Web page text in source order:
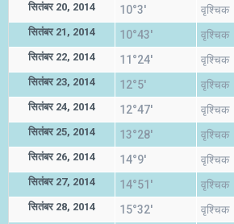
सितंबर 20, 2014 10°3' वृश्चिक
सितंबर 21, 2014 10°43' वृश्चिक
सितंबर 22, 2014 11°24' वृश्चिक
सितंबर 23, 2014 12°5' वृश्चिक
सितंबर 24, 2014 12°47' वृश्चिक
सितंबर 25, 2014 13°28' वृश्चिक
सितंबर 26, 2014 14°9' वृश्चिक
सितंबर 27, 2014 14°51' वृश्चिक
सितंबर 28, 2014 15°32' वृश्चिक